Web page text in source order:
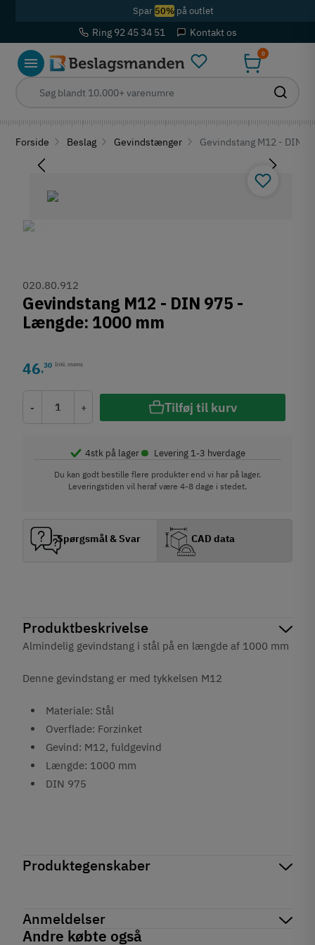
Spar 50%på outlet
Ring 92 45 34 51 Kontakt os
0
Forside Beslag Gevindstænger Gevindstang M12 - DIN
Produktbeskrivelse
Almindelig gevindstang i stål på en længde af 1000 mm
Denne gevindstang er med tykkelsen M12
Materiale: Stål
Overflade: Forzinket
Gevind: M12, fuldgevind
Længde: 1000 mm
DIN 975
Produktegenskaber
På lager4 Varer
Produktinformation
Anmeldelser
020.80.912
Gevindstang M12 - DIN 975 -
Længde: 1000 mm
46,30 Inkl. moms
- + Tilføj til kurv
4stk på lager• Levering 1-3 hverdage
Du kan godt bestille flere produkter end vi har på lager.
Leveringstiden vil heraf være 4-8 dage i stedet.
Spørgsmål & Svar CAD data
Andre købte også